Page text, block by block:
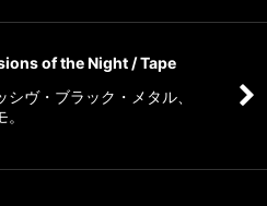
of the Night / Tape
シヴ・ブラック・メタル、